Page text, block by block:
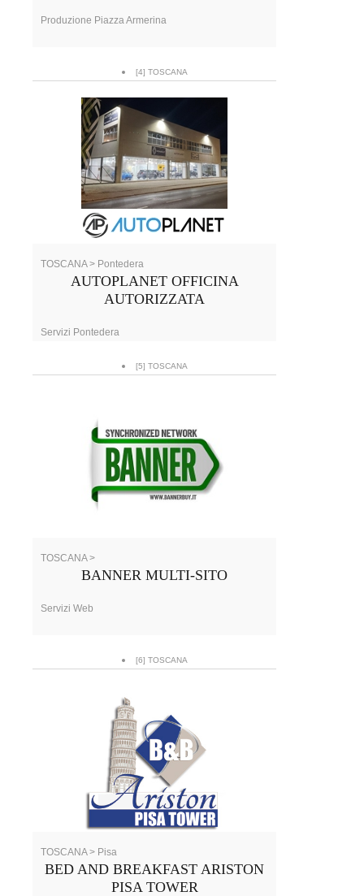
Produzione Piazza Armerina
[4] TOSCANA
TOSCANA > Pontedera
AUTOPLANET OFFICINA
AUTORIZZATA
Servizi Pontedera
[5] TOSCANA
TOSCANA >
BANNER MULTI-SITO
Servizi Web
[6] TOSCANA
TOSCANA > Pisa
BED AND BREAKFAST ARISTON
PISA TOWER